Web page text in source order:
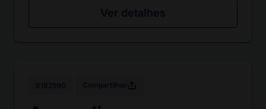
Ver detalhes